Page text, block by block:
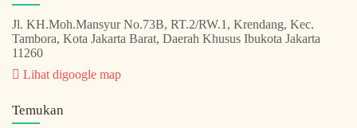
Jl. KH.Moh.Mansyur No.73B, RT.2/RW.1, Krendang, Kec.
Tambora, Kota Jakarta Barat, Daerah Khusus Ibukota Jakarta
11260
Lihat digoogle map
Temukan